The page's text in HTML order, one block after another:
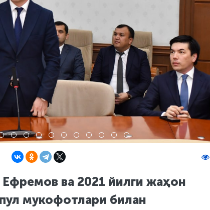
ва 2021 йилги жаҳон
мукофотлари билан